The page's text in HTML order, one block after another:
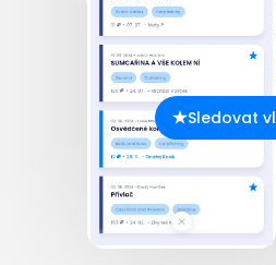
Sledovat